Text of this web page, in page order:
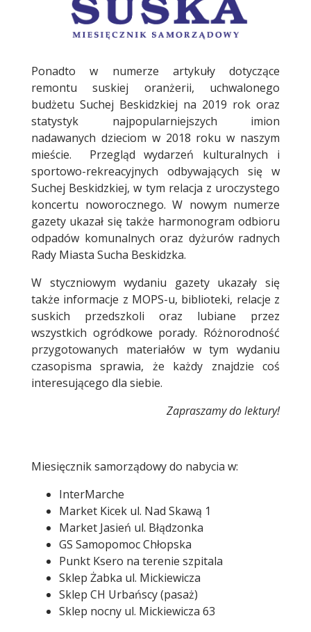
Ponadto w numerze artykuły dotyczące
remontu suskiej oranżerii, uchwalonego
budżetu Suchej Beskidzkiej na 2019 rok oraz
statystyk najpopularniejszych imion
nadawanych dzieciom w 2018 roku w naszym
mieście. Przegląd wydarzeń kulturalnych i
sportowo-rekreacyjnych odbywających się w
Suchej Beskidzkiej, w tym relacja z uroczystego
koncertu noworocznego. W nowym numerze
gazety ukazał się także harmonogram odbioru
odpadów komunalnych oraz dyżurów radnych
Rady Miasta Sucha Beskidzka.
W styczniowym wydaniu gazety ukazały się
także informacje z MOPS-u, biblioteki, relacje z
suskich przedszkoli oraz lubiane przez
wszystkich ogródkowe porady. Różnorodność
przygotowanych materiałów w tym wydaniu
czasopisma sprawia, że każdy znajdzie coś
interesującego dla siebie.
Zapraszamy do lektury!
Miesięcznik samorządowy do nabycia w:
InterMarche
Market Kicek ul. Nad Skawą 1
Market Jasień ul. Błądzonka
GS Samopomoc Chłopska
Punkt Ksero na terenie szpitala
Sklep Żabka ul. Mickiewicza
Sklep CH Urbańscy (pasaż)
Sklep nocny ul. Mickiewicza 63